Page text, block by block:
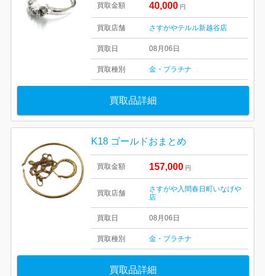
買取金額 40,000 円
買取店舗 さすがやテルル新越谷店
買取日 08月06日
買取種別 金・プラチナ
買取品詳細
K18 ゴールドおまとめ
買取金額 157,000 円
買取店舗
さすがや入間春日町いなげや
店
買取日 08月06日
買取種別 金・プラチナ
買取品詳細